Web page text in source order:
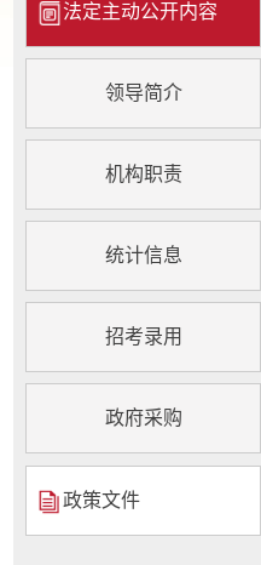
法定主动公开内容
领导简介
机构职责
统计信息
招考录用
政府采购
政策文件